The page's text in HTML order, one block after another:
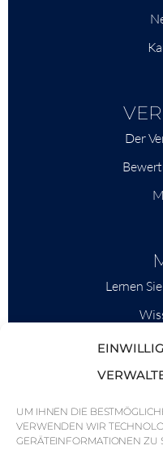
UM IHNEN DIE
VERWENDEN WIR
GERÄTEINFORMATIONEN
Der
Lernen